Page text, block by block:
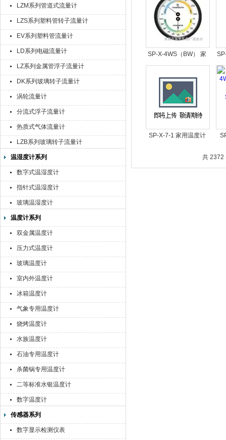
LZM系列管道式流量计
LZS系列塑料管转子流量计
EV系列塑料管流量计
LD系列电磁流量计
LZ系列金属管浮子流量计
DK系列玻璃转子流量计
涡轮流量计
分流式浮子流量计
热质式气体流量计
LZB系列玻璃转子流量计
温湿度计系列
数字式温湿度计
指针式温湿度计
玻璃温湿度计
温度计系列
双金属温度计
压力式温度计
玻璃温度计
室内外温度计
冰箱温度计
气象专用温度计
烧烤温度计
水族温度计
石油专用温度计
杀菌锅专用温度计
二等标准水银温度计
数字温度计
传感器系列
数字显示检测仪表
SP-X-4WS（BW） 家
用温度计
SP-X-7-1 家用温度计
共 2372